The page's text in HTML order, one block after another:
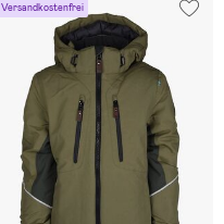
Versandkostenfrei